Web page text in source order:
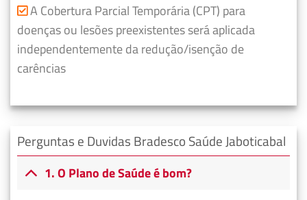
A Cobertura Parcial Temporária (CPT) para
doenças ou lesões preexistentes será aplicada
independentemente da redução/isenção de
carências
Perguntas e Duvidas Bradesco Saúde Jaboticabal
1. O Plano de Saúde é bom?